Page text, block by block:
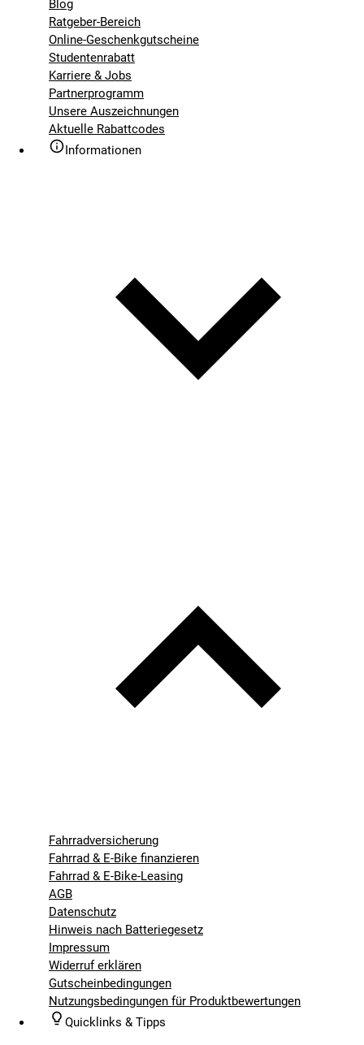
Blog
Ratgeber-Bereich
Online-Geschenkgutscheine
Studentenrabatt
Karriere & Jobs
Partnerprogramm
Unsere Auszeichnungen
Aktuelle Rabattcodes
Informationen
Fahrradversicherung
Fahrrad & E-Bike finanzieren
Fahrrad & E-Bike-Leasing
AGB
Datenschutz
Hinweis nach Batteriegesetz
Impressum
Widerruf erklären
Gutscheinbedingungen
Nutzungsbedingungen für Produktbewertungen
Quicklinks & Tipps